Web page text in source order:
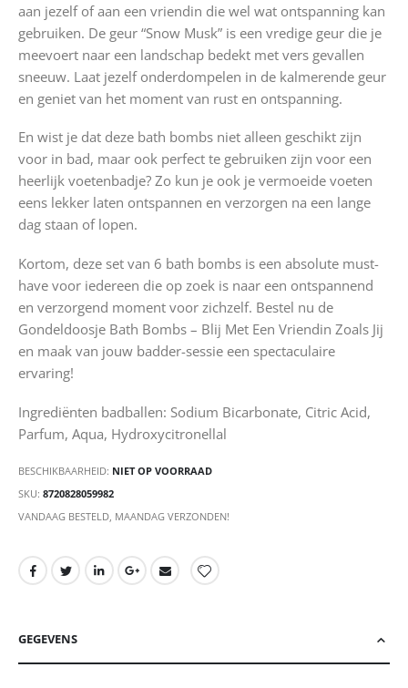
aan jezelf of aan een vriendin die wel wat ontspanning kan
gebruiken. De geur “Snow Musk” is een vredige geur die je
meevoert naar een landschap bedekt met vers gevallen
sneeuw. Laat jezelf onderdompelen in de kalmerende geur
en geniet van het moment van rust en ontspanning.
En wist je dat deze bath bombs niet alleen geschikt zijn
voor in bad, maar ook perfect te gebruiken zijn voor een
heerlijk voetenbadje? Zo kun je ook je vermoeide voeten
eens lekker laten ontspannen en verzorgen na een lange
dag staan of lopen.
Kortom, deze set van 6 bath bombs is een absolute must-
have voor iedereen die op zoek is naar een ontspannend
en verzorgend moment voor zichzelf. Bestel nu de
Gondeldoosje Bath Bombs – Blij Met Een Vriendin Zoals Jij
en maak van jouw badder-sessie een spectaculaire
ervaring!
Ingrediënten badballen: Sodium Bicarbonate, Citric Acid,
Parfum, Aqua, Hydroxycitronellal
BESCHIKBAARHEID: NIET OP VOORRAAD
SKU 8720828059982
VANDAAG BESTELD, MAANDAG VERZONDEN!
GEGEVENS